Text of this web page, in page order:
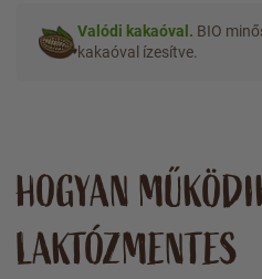
Valódi kakaóval. BIO
kakaóval ízesítve.
HOGYAN
LAKTÓZMENTES